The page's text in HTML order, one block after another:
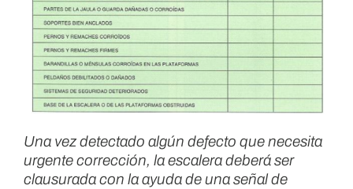
Una vez detectado algún defecto que necesita
urgente corrección, la escalera deberá ser
clausurada con la ayuda de una señal de